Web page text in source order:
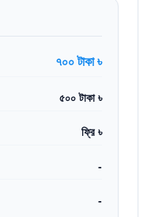
৭০০ টাকা ৳
৫০০ টাকা ৳
ফ্রি ৳
-
-